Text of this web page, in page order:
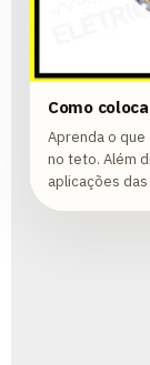
Como
Aprenda o que
no teto. Além
aplicações das